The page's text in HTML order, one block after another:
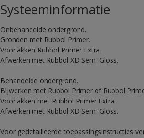
Systeeminformatie
Onbehandelde ondergrond.
Gronden met Rubbol Primer.
Voorlakken Rubbol Primer Extra.
Afwerken met Rubbol XD Semi-Gloss.
Behandelde ondergrond.
Bijwerken met Rubbol Primer of Rubbol
Voorlakken met Rubbol Primer Extra.
Afwerken met Rubbol XD Semi-Gloss.
Voor gedetailleerde toepassingsinstructies